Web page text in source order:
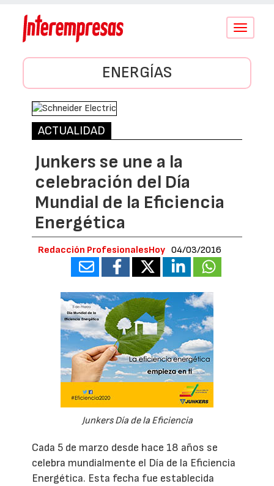
Conmutar
ENERGÍAS
ACTUALIDAD
Junkers se une a la
celebración del Día
Mundial de la Eficiencia
Energética
Redacción ProfesionalesHoy 04/03/2016
Junkers Día de la Eficiencia
Cada 5 de marzo desde hace 18 años se
celebra mundialmente el Día de la Eficiencia
Energética. Esta fecha fue establecida